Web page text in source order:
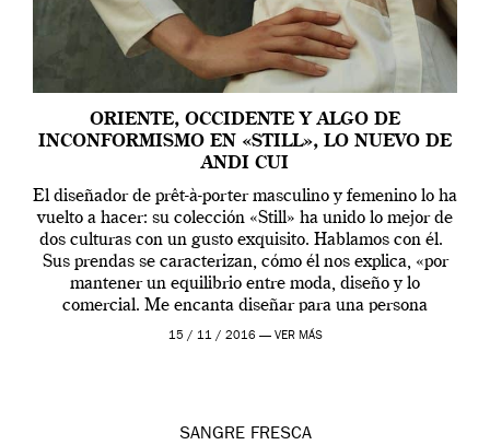
ORIENTE, OCCIDENTE Y ALGO DE
INCONFORMISMO EN «STILL», LO NUEVO DE
ANDI CUI
El diseñador de prêt-à-porter masculino y femenino lo ha
vuelto a hacer: su colección «Still» ha unido lo mejor de
dos culturas con un gusto exquisito. Hablamos con él.
Sus prendas se caracterizan, cómo él nos explica, «por
mantener un equilibrio entre moda, diseño y lo
comercial. Me encanta diseñar para una persona
contemporánea […]
15 / 11 / 2016 — VER MÁS
SANGRE FRESCA